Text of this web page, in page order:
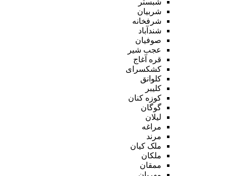
شربیان
شرفخانه
شندآباد
صوفیان
عجب شیر
قره آغاج
کشکسرای
کلوانق
کلیبر
کوزه کنان
گوگان
لیلان
مراغه
مرند
ملک کیان
ملکان
ممقان